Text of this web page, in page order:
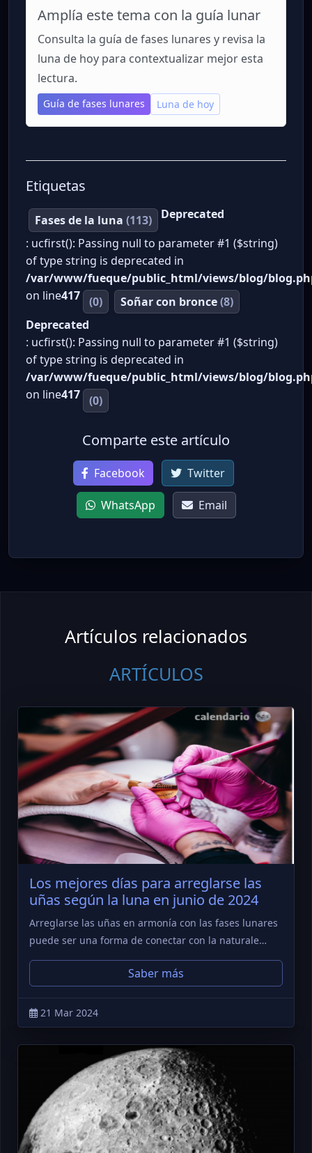
Amplía este tema con la guía lunar
Consulta la guía de fases lunares y revisa la
luna de hoy para contextualizar mejor esta
lectura.
Guía de fases lunares Luna de hoy
Etiquetas
Fases de la luna (113)
Deprecated
: ucfirst(): Passing null to parameter #1 ($string)
of type string is deprecated in
/var/www/fueque/public_html/views/blog/
on line417 (0) Soñar con bronce(8)
Deprecated
: ucfirst(): Passing null to parameter #1 ($string)
of type string is deprecated in
/var/www/fueque/public_html/views/blog/
on line417 (0)
Comparte este artículo
Facebook Twitter
WhatsApp Email
Artículos relacionados
ARTÍCULOS
Los mejores días para arreglarse las
uñas según la luna en junio de 2024
Arreglarse las uñas en armonía con las fases lunares
puede ser una forma de conectar con la naturale…
Saber más
21 Mar 2024